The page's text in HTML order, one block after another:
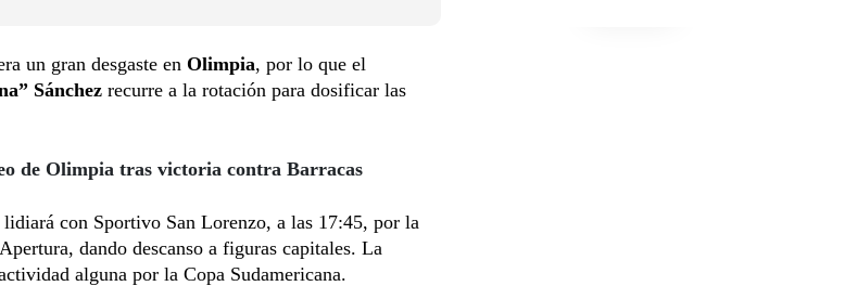
un gran desgaste en Olimpia, por lo que el
Sánchez recurre a la rotación para dosificar las
de Olimpia tras victoria contra Barracas
con Sportivo San Lorenzo, a las 17:45, por la
dando descanso a figuras capitales. La
alguna por la Copa Sudamericana.